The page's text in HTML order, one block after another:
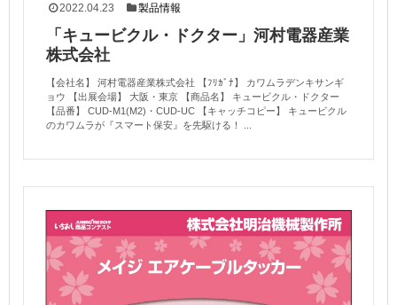
2022.04.23 製品情報
「キュービクル・ドクター」河村電器産業
株式会社
【会社名】 河村電器産業株式会社 【ﾌﾘｶﾞﾅ】 カワムラデンキサンギ
ョウ 【出展会場】 大阪・東京 【商品名】 キュービクル・ドクター
【品番】 CUD-M1(M2)・CUD-UC 【キャッチコピー】 キュービクル
のカワムラが『スマート保安』を先駆ける！ ...